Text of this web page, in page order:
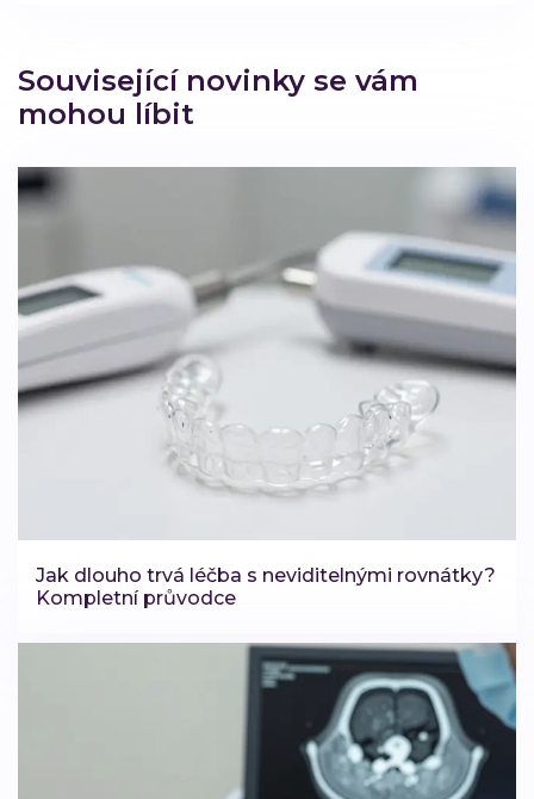
Související novinky se vám
mohou líbit
Jak dlouho trvá léčba s neviditelnými rovnátky?
Kompletní průvodce